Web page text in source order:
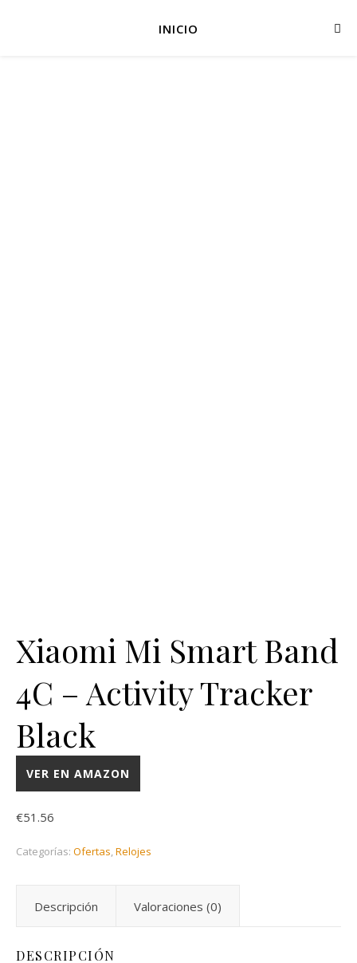
INICIO
Xiaomi Mi Smart Band
4C – Activity Tracker
Black
VER EN AMAZON
€51.56
Categorías: Ofertas,Relojes
Descripción Valoraciones (0)
DESCRIPCIÓN